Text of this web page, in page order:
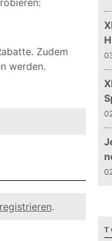
Zudem
werden.
registrieren.